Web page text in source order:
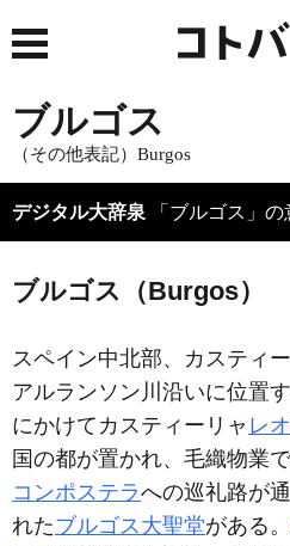
ブルゴス
（その他表記）Burgos
デジタル大辞泉 「ブルゴス」
ブルゴス（Burgos）
スペイン中北部、カスティ
アルランソン川沿いに位置
にかけてカスティーリャ レ
国の都が置かれ、毛織物業で
コンポステラへの巡礼路が通
れたブルゴス大聖堂がある。